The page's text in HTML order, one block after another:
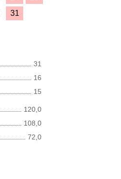
31
31
16
15
120,0
108,0
72,0